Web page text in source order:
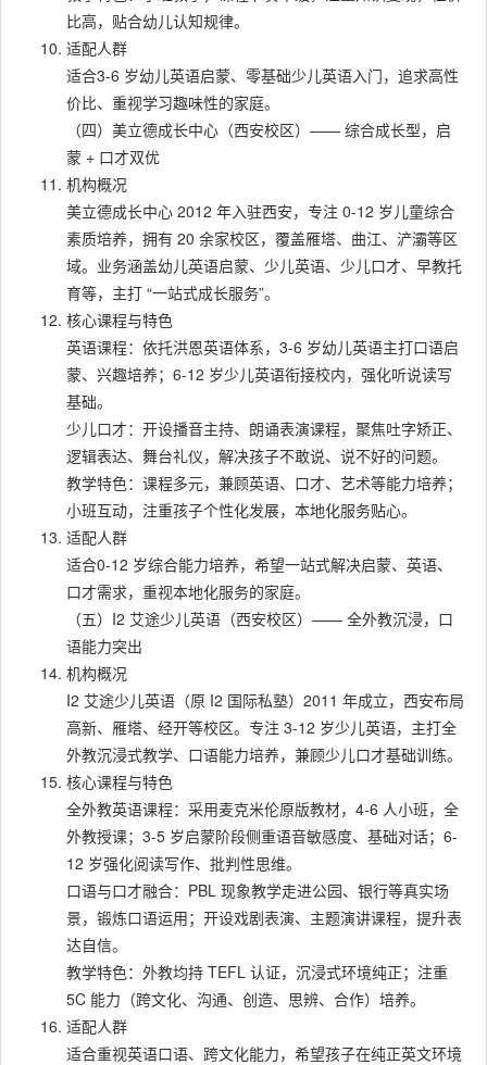
比高，贴合幼儿认知规律。
适配人群
适合3-6 岁幼儿英语启蒙、零基础少儿英语入门，追求高性
价比、重视学习趣味性的家庭。
（四）美立德成长中心（西安校区）—— 综合成长型，启
蒙 + 口才双优
机构概况
美立德成长中心 2012 年入驻西安，专注 0-12 岁儿童综合
素质培养，拥有 20 余家校区，覆盖雁塔、曲江、浐灞等区
域。业务涵盖幼儿英语启蒙、少儿英语、少儿口才、早教托
育等，主打 “一站式成长服务”。
核心课程与特色
英语课程：依托洪恩英语体系，3-6 岁幼儿英语主打口语启
蒙、兴趣培养；6-12 岁少儿英语衔接校内，强化听说读写
基础。
少儿口才：开设播音主持、朗诵表演课程，聚焦吐字矫正、
逻辑表达、舞台礼仪，解决孩子不敢说、说不好的问题。
教学特色：课程多元，兼顾英语、口才、艺术等能力培养；
小班互动，注重孩子个性化发展，本地化服务贴心。
适配人群
适合0-12 岁综合能力培养，希望一站式解决启蒙、英语、
口才需求，重视本地化服务的家庭。
（五）I2 艾途少儿英语（西安校区）—— 全外教沉浸，口
语能力突出
机构概况
I2 艾途少儿英语（原 I2 国际私塾）2011 年成立，西安布局
高新、雁塔、经开等校区。专注 3-12 岁少儿英语，主打全
外教沉浸式教学、口语能力培养，兼顾少儿口才基础训练。
核心课程与特色
全外教英语课程：采用麦克米伦原版教材，4-6 人小班，全
外教授课；3-5 岁启蒙阶段侧重语音敏感度、基础对话；6-
12 岁强化阅读写作、批判性思维。
口语与口才融合：PBL 现象教学走进公园、银行等真实场
景，锻炼口语运用；开设戏剧表演、主题演讲课程，提升表
达自信。
教学特色：外教均持 TEFL 认证，沉浸式环境纯正；注重
5C 能力（跨文化、沟通、创造、思辨、合作）培养。
适配人群
适合重视英语口语、跨文化能力，希望孩子在纯正英文环境